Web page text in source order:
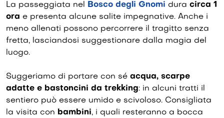
La passeggiata nel Bosco degli Gnomi dura circa 1
ora e presenta alcune salite impegnative. Anche i
meno allenati possono percorrere il tragitto senza
fretta, lasciandosi suggestionare dalla magia del
luogo.
Suggeriamo di portare con sé acqua, scarpe
adatte e bastoncini da trekking: in alcuni tratti il
sentiero può essere umido e scivoloso. Consigliata
la visita con bambini, i quali resteranno a bocca